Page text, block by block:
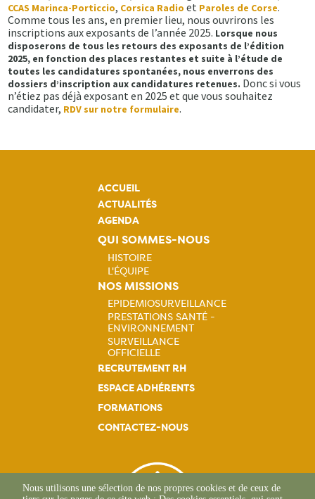
CCAS Marinca-Porticcio, Corsica Radio et Paroles de Corse.
Comme tous les ans, en premier lieu, nous ouvrirons les
inscriptions aux exposants de l’année 2025. Lorsque nous
disposerons de tous les retours des exposants de l’édition
2025, en fonction des places restantes et suite à l’étude de
toutes les candidatures spontanées, nous enverrons des
dossiers d’inscription aux candidatures retenues. Donc si vous
n’étiez pas déjà exposant en 2025 et que vous souhaitez
candidater, RDV sur notre formulaire.
Nous utilisons une sélection de nos propres cookies et de ceux de
ACCUEIL
ACTUALITÉS
AGENDA
QUI SOMMES-NOUS
Navigation
principale
HISTOIRE
L'ÉQUIPE
NOS MISSIONS
Navigation
principale
EPIDEMIOSURVEILLANCE
PRESTATIONS SANTÉ -
ENVIRONNEMENT
SURVEILLANCE
OFFICIELLE
RECRUTEMENT RH
ESPACE ADHÉRENTS
FORMATIONS
CONTACTEZ-NOUS